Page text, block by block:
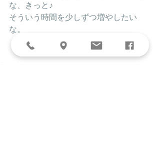
な、きっと♪
そういう時間を少しずつ増やしたい
な。
わたくしごと